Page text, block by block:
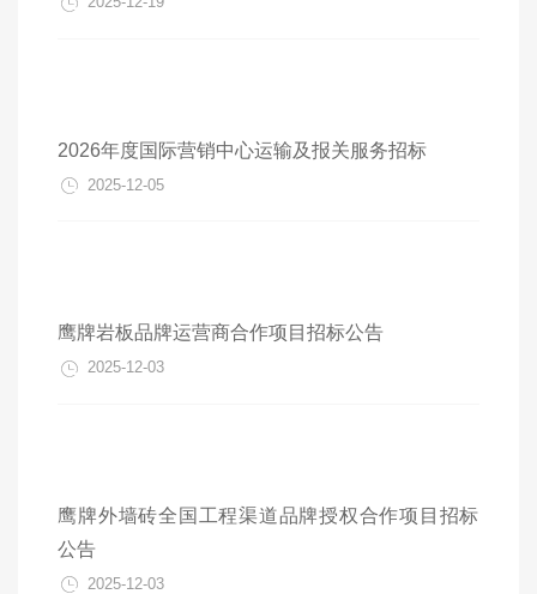
2026年度国际营销中心运输及报关服务招标
2025-12-05
鹰牌岩板品牌运营商合作项目招标公告
2025-12-03
鹰牌外墙砖全国工程渠道品牌授权合作项目招标
公告
2025-12-03